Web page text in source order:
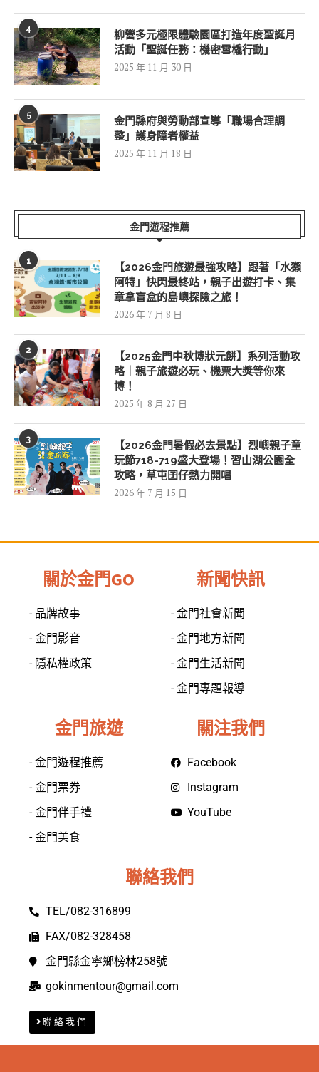
4
柳營多元極限體驗園區打造年度聖誕月
活動「聖誕任務：機密雪橇行動」
2025 年 11 月 30 日
5
金門縣府與勞動部宣導「職場合理調
整」護身障者權益
2025 年 11 月 18 日
金門遊程推薦
1
【2026金門旅遊最強攻略】跟著「水獺
阿特」快閃最終站，親子出遊打卡、集
章拿盲盒的島嶼探險之旅！
2026 年 7 月 8 日
2
【2025金門中秋博狀元餅】系列活動攻
略｜親子旅遊必玩、機票大獎等你來
博！
2025 年 8 月 27 日
3
【2026金門暑假必去景點】烈嶼親子童
玩節718-719盛大登場！習山湖公園全
攻略，草屯囝仔熱力開唱
2026 年 7 月 15 日
關於金門GO
- 品牌故事
- 金門影音
- 隱私權政策
新聞快訊
- 金門社會新聞
- 金門地方新聞
- 金門生活新聞
- 金門專題報導
金門旅遊
- 金門遊程推薦
- 金門票券
- 金門伴手禮
- 金門美食
關注我們
Facebook
Instagram
YouTube
聯絡我們
TEL/082-316899
FAX/082-328458
金門縣金寧鄉榜林258號
gokinmentour@gmail.com
聯絡我們